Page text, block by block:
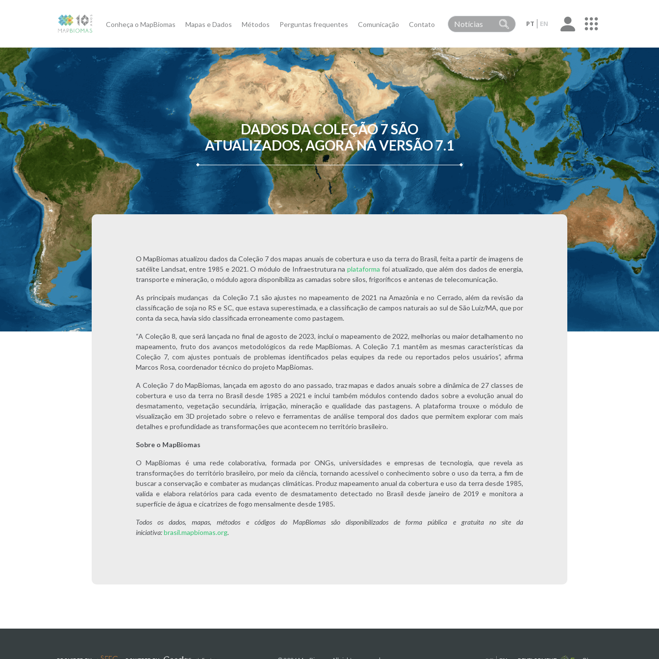
Conheça o MapBiomas Mapas e Dados Métodos Perguntas frequentes Comunicação Contato PT EN
DADOS DA COLEÇÃO 7 SÃO
ATUALIZADOS, AGORA NA VERSÃO 7.1
O MapBiomas atualizou dados da Coleção 7 dos mapas anuais de cobertura e uso da terra do Brasil, feita a partir de imagens de
satélite Landsat, entre 1985 e 2021. O módulo de Infraestrutura naplataforma foi atualizado, que além dos dados de energia,
transporte e mineração, o módulo agora disponibiliza as camadas sobre silos, frigoríficos e antenas de telecomunicação.
As principais mudanças da Coleção 7.1 são ajustes no mapeamento de 2021 na Amazônia e no Cerrado, além da revisão da
classificação de soja no RS e SC, que estava superestimada, e a classificação de campos naturais ao sul de São Luiz/MA, que por
conta da seca, havia sido classificada erroneamente como pastagem.
“A Coleção 8, que será lançada no final de agosto de 2023, inclui o mapeamento de 2022, melhorias ou maior detalhamento no
mapeamento, fruto dos avanços metodológicos da rede MapBiomas. A Coleção 7.1 mantêm as mesmas características da
Coleção 7, com ajustes pontuais de problemas identificados pelas equipes da rede ou reportados pelos usuários”, afirma
Marcos Rosa, coordenador técnico do projeto MapBiomas.
A Coleção 7 do MapBiomas, lançada em agosto do ano passado, traz mapas e dados anuais sobre a dinâmica de 27 classes de
cobertura e uso da terra no Brasil desde 1985 a 2021 e inclui também módulos contendo dados sobre a evolução anual do
desmatamento, vegetação secundária, irrigação, mineração e qualidade das pastagens. A plataforma trouxe o módulo de
visualização em 3D projetado sobre o relevo e ferramentas de análise temporal dos dados que permitem explorar com mais
detalhes e profundidade as transformações que acontecem no território brasileiro.
Sobre o MapBiomas
O MapBiomas é uma rede colaborativa, formada por ONGs, universidades e empresas de tecnologia, que revela as
transformações do território brasileiro, por meio da ciência, tornando acessível o conhecimento sobre o uso da terra, a fim de
buscar a conservação e combater as mudanças climáticas. Produz mapeamento anual da cobertura e uso da terra desde 1985,
valida e elabora relatórios para cada evento de desmatamento detectado no Brasil desde janeiro de 2019 e monitora a
superfície de água e cicatrizes de fogo mensalmente desde 1985.
Todos os dados, mapas, métodos e códigos do MapBiomas são disponibilizados de forma pública e gratuita no site da
iniciativa:brasil.mapbiomas.org.